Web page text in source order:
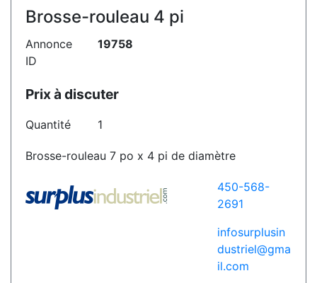
Brosse-rouleau 4 pi
Annonce
ID
19758
Prix à discuter
Quantité 1
Brosse-rouleau 7 po x 4 pi de diamètre
450-568-
2691
infosurplusin
dustriel@gma
il.com